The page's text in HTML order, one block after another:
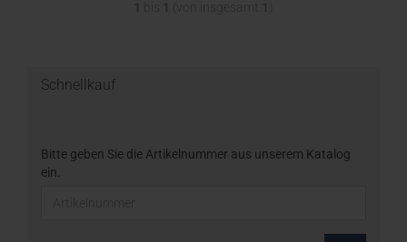
Schnellkauf
Bitte geben Sie die Artikelnummer aus unserem Katalog
ein.